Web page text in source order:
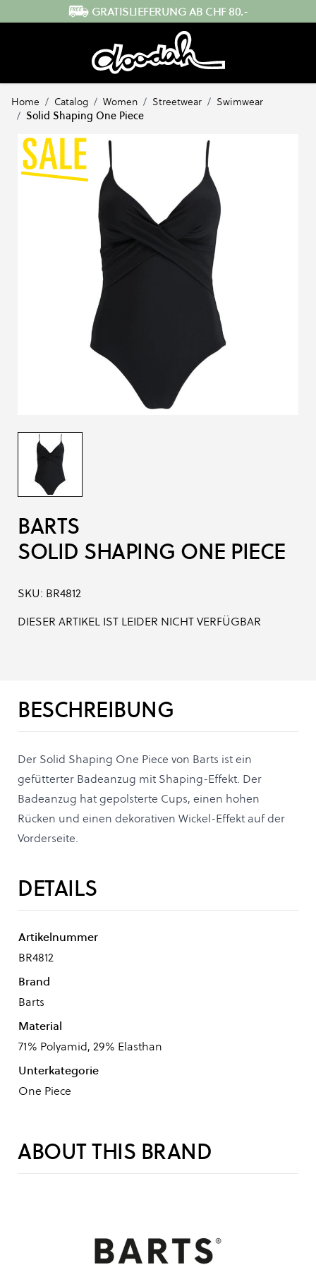
Direkt zum Inhalt SCHNELLER VERSAND AUS DER SCHWEIZ
Home / Catalog / Women / Streetwear / Swimwear
/ Solid Shaping One Piece
BARTS
SOLID SHAPING ONE PIECE
SKU: BR4812
DIESER ARTIKEL IST LEIDER NICHT VERFÜGBAR
BESCHREIBUNG
Der Solid Shaping One Piece von Barts ist ein
gefütterter Badeanzug mit Shaping-Effekt. Der
Badeanzug hat gepolsterte Cups, einen hohen
Rücken und einen dekorativen Wickel-Effekt auf der
Vorderseite.
DETAILS
Artikelnummer
BR4812
Brand
Barts
Material
71% Polyamid, 29% Elasthan
Unterkategorie
One Piece
ABOUT THIS BRAND